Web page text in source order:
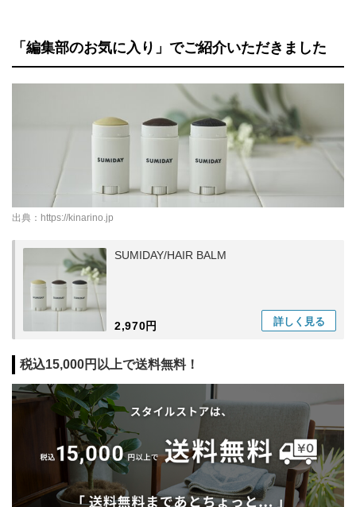
「編集部のお気に入り」でご紹介いただきました
出典： https://kinarino.jp
SUMIDAY/HAIR BALM
2,970円 詳しく 見る
税込15,000円以上で送料無料！